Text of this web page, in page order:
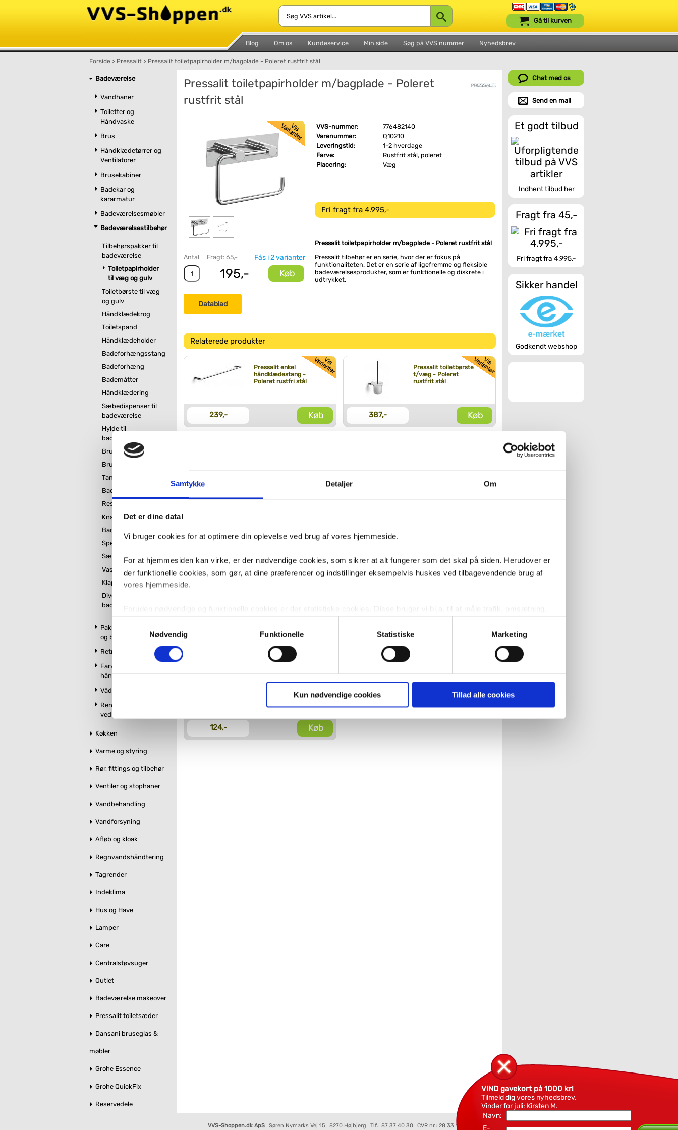
Samtykke Detaljer Om
Det er dine data!
Vi bruger cookies for at optimere din oplevelse ved brug af vores hjemmeside.
For at hjemmesiden kan virke, er der nødvendige cookies, som sikrer at alt fungerer som det skal på siden. Herudover er
der funktionelle cookies, som gør, at dine præferencer og indstillinger eksempelvis huskes ved tilbagevendende brug af
vores hjemmeside.
med henblik på annonceindhold, som giver mening for den enkelte af vores kunder.
VVS-Shoppen.dk bruger både egne cookies og tredjeparts cookies. Ved at klikke 'Vis detaljer' nedenfor kan du se hvilke
Hvis du accepterer alle cookies, så giver du samtykke til de ovenfor nævnte formål med de pågældende cookies. Du har
imidlertid også mulighed for at vælge bestemte cookie-typer til og fra nedenfor. Til enhver tid er det ligeledes muligt, at
ændre i dit samtykke, hvis du måtte ønske det.
Du kan se mere om, hvordan vi behandler dine personoplysninger, ved at klikke
Nødvendig
Funktionelle Statistiske Marketing
Kun nødvendige cookies Tillad alle cookies
Blog Om os Kundeservice Min side Søg på VVS nummer Nyhedsbrev
Gå til kurven
Forside > Pressalit > Pressalit toiletpapirholder m/bagplade - Poleret rustfrit stål
Badeværelse
Vandhaner
Toiletter og
Håndvaske
Brus
Håndklædetørrer og
Ventilatorer
Brusekabiner
Badekar og
kararmatur
Badeværelsesmøbler
Badeværelsestilbehør
Tilbehørspakker til
badeværelse
Toiletpapirholder
til væg og gulv
Toiletbørste til væg
og gulv
Håndklædekrog
Toiletspand
Håndklædeholder
Badeforhængsstang
Badeforhæng
Bademåtter
Håndklædering
Sæbedispenser til
badeværelse
Hylde til
badeværelse
Brusekurv
Bruseskraber
Tandkrus
Badevægt
Reservepapirholder
Knagerække
Badekarsgreb
Spejlbeslag
Sæbeskål
Vasketøjskurv
Klapsæde
Diverse
badeværelsestilbehør
Pakker m. vandhane
og brus
Retro badeværelse
Farvet toilet &
håndvask
Vådrumslamper
Rengøring og
vedligeholdelse
Køkken
Varme og styring
Rør, fittings og tilbehør
Ventiler og stophaner
Vandbehandling
Vandforsyning
Afløb og kloak
Regnvandshåndtering
Tagrender
Indeklima
Hus og Have
Lamper
Care
Centralstøvsuger
Outlet
Badeværelse makeover
Pressalit toiletsæder
Dansani bruseglas &
møbler
Grohe Essence
Grohe QuickFix
Reservedele
Pressalit toiletpapirholder m/bagplade - Poleret
rustfrit stål
Fås i 2 varianter
Antal Fragt: 65,-
195,- Køb
Datablad
VVS-nummer:
776482140
Varenummer:
Q10210
Leveringstid:
1-2 hverdage
Farve:
Rustfrit stål, poleret
Placering:
Væg
Fri fragt fra 4.995,-
Pressalit toiletpapirholder m/bagplade - Poleret rustfrit stål
Pressalit tilbehør er en serie, hvor der er fokus på
funktionaliteten. Det er en serie af ligefremme og fleksible
badeværelsesprodukter, som er funktionelle og diskrete i
udtrykket.
Relaterede produkter
Pressalit enkel
håndklædestang -
Poleret rustfri stål
239,- Køb
Pressalit toiletbørste
t/væg - Poleret
rustfrit stål
387,- Køb
- Poleret rustfrit
82,- Køb 78,- Køb
Poleret rustfri stål
Poleret rustfrit stål
145,-
Poleret rustfri stål
124,- Køb
Chat med os
Send en mail
Et godt tilbud
Indhent tilbud her
Fragt fra 45,-
Fri fragt fra 4.995,-
Sikker handel
Godkendt webshop
VVS-Shoppen.dk ApS Søren Nymarks Vej 15 8270 Højbjerg Tlf.: 87 37 40 30 CVR nr.: 28 33 18 94
VIND gavekort på 1000 kr!
Tilmeld dig vores nyhedsbrev.
Vinder for juli: Kirsten M.
Navn:
E-